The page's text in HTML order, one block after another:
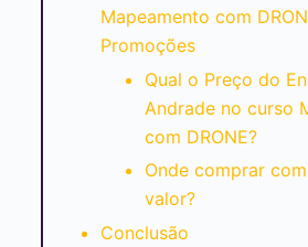
Mapeamento com
Promoções
Qual o Preço do
Andrade no curso
com DRONE?
Onde comprar
valor?
Conclusão